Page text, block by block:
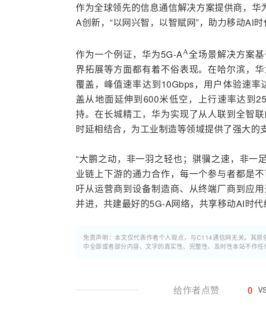
作为全球领先的信息通信解决方案提供商，
A创新，“以网兴智，以智赋网”，助力移动AI时
作为一个例证，华为5G-AA全场景解决方案
界拓展等方面都有着不俗表现。在哈尔滨，
覆盖，峰值速率达到10Gbps，用户体验速
盖从地面延伸到600米低空，上行速率达到
持。在长城精工，华为实现了从人联到全智
时延相结合，为工业制造等领域提供了强大的
“大鹏之动，非一羽之轻也；骐骥之速，非一
业链上下游的通力合作，每一个参与者都是
吁从运营商到设备制造商、从终端厂商到应
并进，共建最好的5G-A网络，共享移动AI时
免责声明：本文仅代表作者个人观点，与C114通信网无关。其
中全部或者部分内容、文字的真实性、完整性、及时性本站不作
给作者点赞 0